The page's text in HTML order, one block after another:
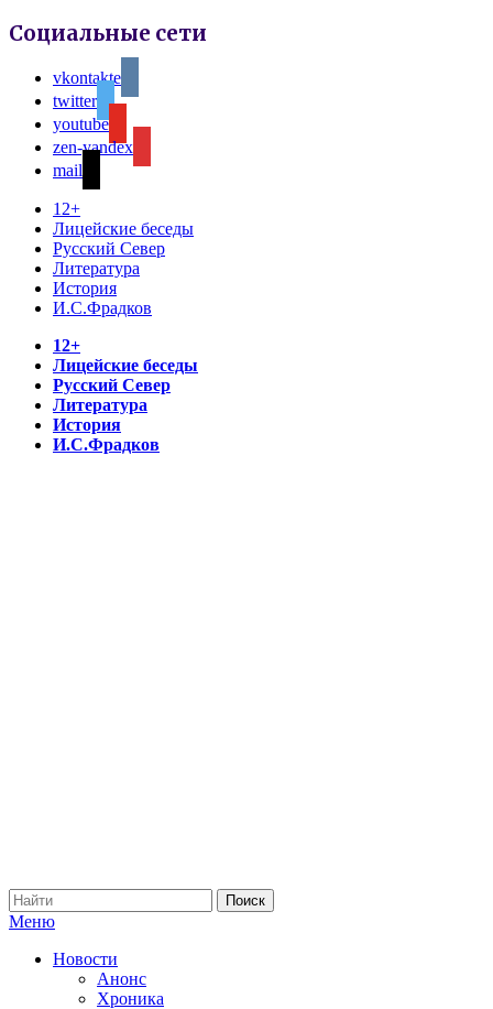
Социальные сети
vkontakte
twitter
youtube
zen-yandex
mail
12+
Лицейские беседы
Русский Север
Литература
История
И.С.Фрадков
12+
Лицейские беседы
Русский Север
Литература
История
И.С.Фрадков
Меню
Новости
Анонс
Хроника